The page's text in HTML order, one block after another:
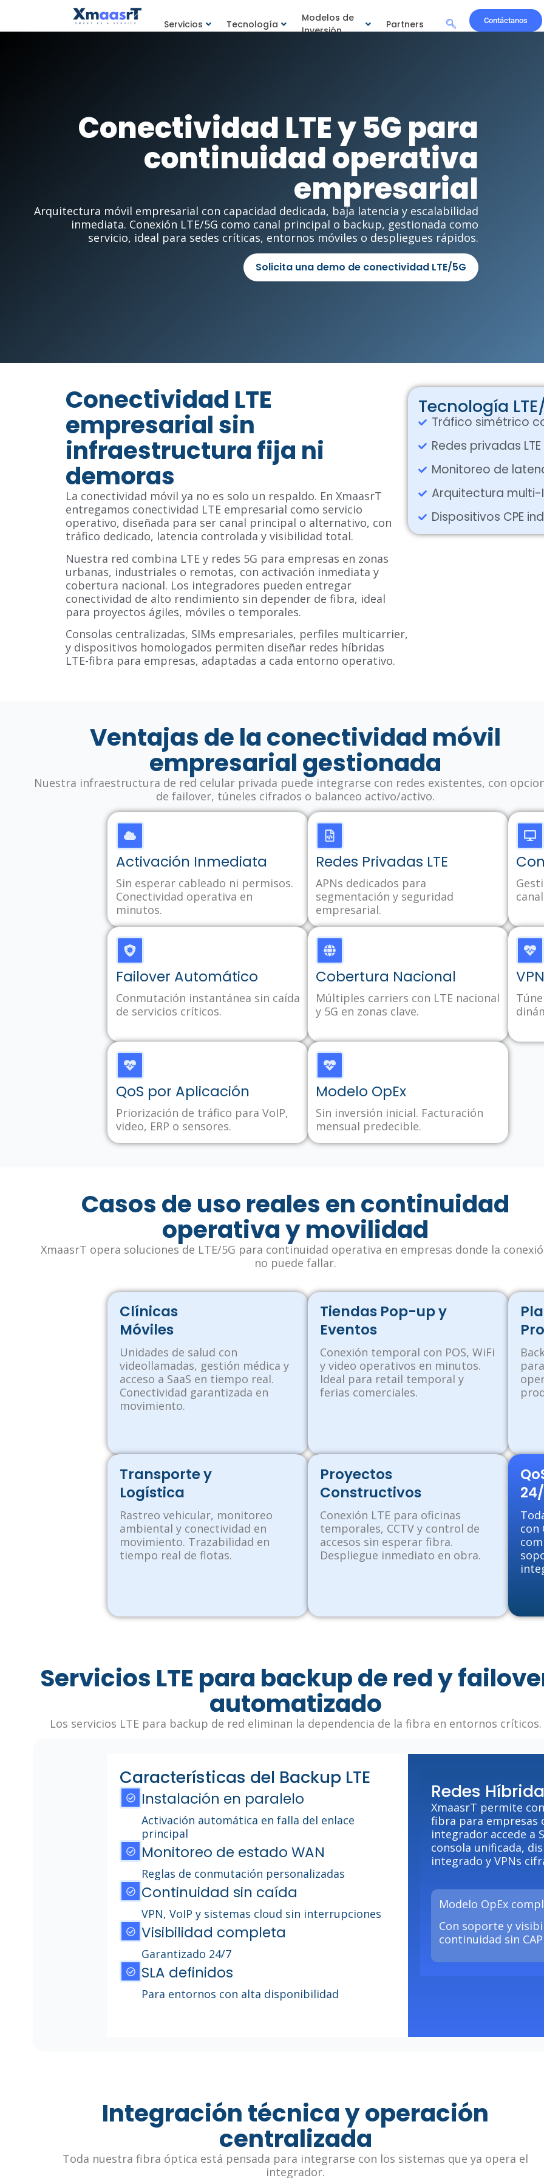
Servicios Tecnología
Modelos de
Inversión
Partners Contáctanos
Conectividad LTE y 5G para
continuidad operativa
empresarial
Arquitectura móvil empresarial con capacidad dedicada, baja latencia y escalabilidad
inmediata. Conexión LTE/5G como canal principal o backup, gestionada como
servicio, ideal para sedes críticas, entornos móviles o despliegues rápidos.
Solicita una demo de conectividad LTE/5G
Conectividad LTE
empresarial sin
infraestructura fija ni
demoras
La conectividad móvil ya no es solo un respaldo. En XmaasrT
entregamos conectividad LTE empresarial como servicio
operativo, diseñada para ser canal principal o alternativo, con
tráfico dedicado, latencia controlada y visibilidad total.
Nuestra red combina LTE y redes 5G para empresas en zonas
urbanas, industriales o remotas, con activación inmediata y
cobertura nacional. Los integradores pueden entregar
conectividad de alto rendimiento sin depender de fibra, ideal
para proyectos ágiles, móviles o temporales.
Consolas centralizadas, SIMs empresariales, perfiles multicarrier,
y dispositivos homologados permiten diseñar redes híbridas
LTE-fibra para empresas, adaptadas a cada entorno operativo.
Tecnología
Tráfico simétrico
Redes privadas
Monitoreo de
Arquitectura multi-
Dispositivos CPE
Ventajas de la conectividad móvil
empresarial gestionada
Nuestra infraestructura de red celular privada puede integrarse con redes existentes, con
de failover, túneles cifrados o balanceo activo/activo.
Activación Inmediata
Sin esperar cableado ni permisos.
Conectividad operativa en
minutos.
Redes Privadas LTE
APNs dedicados para
segmentación y seguridad
empresarial.
Failover Automático
Conmutación instantánea sin caída
de servicios críticos.
Cobertura Nacional
Múltiples carriers con LTE nacional
y 5G en zonas clave.
QoS por Aplicación
Priorización de tráfico para VoIP,
video, ERP o sensores.
Modelo OpEx
Sin inversión inicial. Facturación
mensual predecible.
Casos de uso reales en continuidad
operativa y movilidad
XmaasrT opera soluciones de LTE/5G para continuidad operativa en empresas donde la
no puede fallar.
Clínicas
Móviles
Unidades de salud con
videollamadas, gestión médica y
acceso a SaaS en tiempo real.
Conectividad garantizada en
movimiento.
Tiendas Pop-up y
Eventos
Conexión temporal con POS, WiFi
y video operativos en minutos.
Ideal para retail temporal y
ferias comerciales.
Transporte y
Logística
Rastreo vehicular, monitoreo
ambiental y conectividad en
movimiento. Trazabilidad en
tiempo real de flotas.
Proyectos
Constructivos
Conexión LTE para oficinas
temporales, CCTV y control de
accesos sin esperar fibra.
Despliegue inmediato en obra.
con
Servicios LTE para backup de red y
automatizado
Los servicios LTE para backup de red eliminan la dependencia de la fibra en entornos críticos.
Características del Backup LTE
Instalación en paralelo
Activación automática en falla del enlace
principal
Monitoreo de estado WAN
Reglas de conmutación personalizadas
Continuidad sin caída
VPN, VoIP y sistemas cloud sin interrupciones
Visibilidad completa
Garantizado 24/7
SLA definidos
Para entornos con alta disponibilidad
Redes
XmaasrT permite
fibra para empresas
integrador accede a
consola unificada,
integrado y VPNs
Modelo OpEx
Con soporte y
continuidad sin
Integración técnica y operación
centralizada
Toda nuestra fibra óptica está pensada para integrarse con los sistemas que ya opera el
integrador.